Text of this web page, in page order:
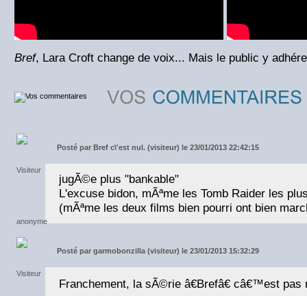
Bref, Lara Croft change de voix... Mais le public y
Posté par Bref c\'est nul. (visiteur) le 23/01/2013 22:42:15
jugÃ©e plus "bankable"
L'excuse bidon, mÃªme les Tomb Raider les
(mÃªme les deux films bien pourri ont bien
Posté par garmobonzilla (visiteur) le 23/01/2013 15:32:29
Franchement, la sÃ©rie â€Brefâ€ câ€™est